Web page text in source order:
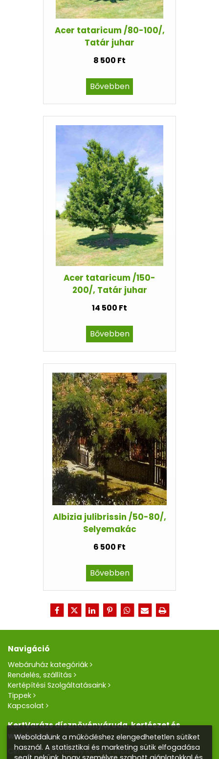
Acer tataricum /80-100/,
Tatár juhar
8 500 Ft
Bővebben
Acer tataricum /150-
200/, Tatár juhar
14 500 Ft
Bővebben
Albizia julibrissin /50-80/,
Selyemakác
6 500 Ft
Bővebben
Navigáció
Webáruház kategóriák
Rendelés, szállítás
Kertépítési Szolgáltatásaink
Tippek
Kapcsolat
KertVarázs dísznövényáruda, kertészet és
webáruház
Cím: 5100 Jászberény Kertész utca 5.
Weboldalunk a működéshez elengedhetetlen sütiket
használ. A statisztikai és marketing sütik elfogadása